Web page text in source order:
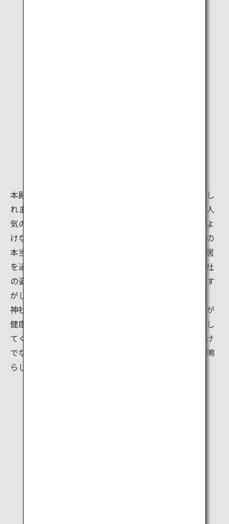
本殿に向かう道筋ですでに畏怖の念がわいてくるかもし
れません。ただ、伏見稲荷大社は京都で一、二を争う人
気の撮影スポットなので、自撮りに余念がない人たちよ
けながら歩くことになるでしょう。しかし、この神社の
本当の美しさは鳥居をくぐった先に隠れています。鳥居
を過ぎると、目の前にシンプルで広々とした美しい神社
の姿が現れ、人でごった返す鳥居前とは別世界のすがす
がしさが広がります。
神社の隣のわかりやすい場所に、神職さんや巫女さんが
健康祈願、出世成功をはじめとする色々なお守りを渡し
てくれるお守り授与所があります。拝殿では、大人だけ
でなく子どもたちも、ひもを揺らして大きな鈴の音を鳴
らしてから参拝しています。